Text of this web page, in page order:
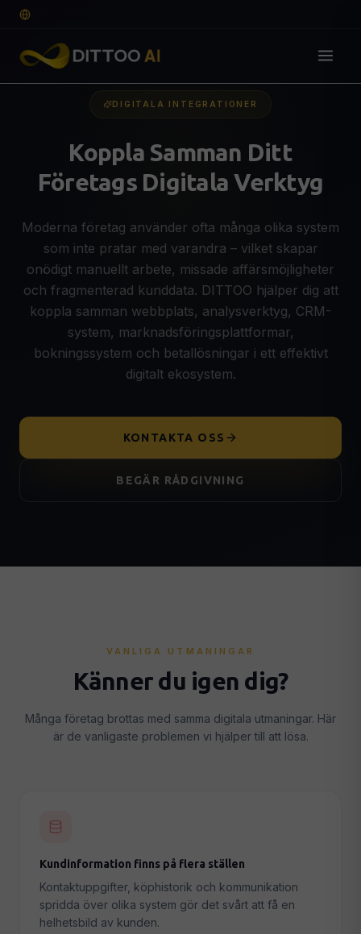
DIGITAL GRUND
Webbdesign & Webbutveckling
Professionell hemsida som konverterar
🛒SEO-optimerad webshop för fler affärer
🎨 Grafisk Design & Branding
Logotyp, visuell identitet & guidelines
SYNLIGHET & TILLVÄXT
SEO, AEO & GEO-optimering
Syns på Google, ChatGPT & AI-sökning
Leadgenerering & Google Ads
Fler kunder från din befintliga trafik
GA4, Search Console & datadrivna beslut
STRATEGI & SUPPORT
🗺️ Konkret 90-dagarsplan för tillväxt
OFFERT
DIGITALA INTEGRATIONER
Koppla Samman Ditt
Företags Digitala Verktyg
Moderna företag använder ofta många olika system
som inte pratar med varandra – vilket skapar
onödigt manuellt arbete, missade affärsmöjligheter
och fragmenterad kunddata. DITTOO hjälper dig att
koppla samman webbplats, analysverktyg, CRM-
system, marknadsföringsplattformar,
bokningssystem och betallösningar i ett effektivt
digitalt ekosystem.
KONTAKTA OSS
BEGÄR RÅDGIVNING
VANLIGA UTMANINGAR
Känner du igen dig?
Många företag brottas med samma digitala utmaningar. Här
är de vanligaste problemen vi hjälper till att lösa.
Kundinformation finns på flera ställen
Kontaktuppgifter, köphistorik och kommunikation
spridda över olika system gör det svårt att få en
helhetsbild av kunden.